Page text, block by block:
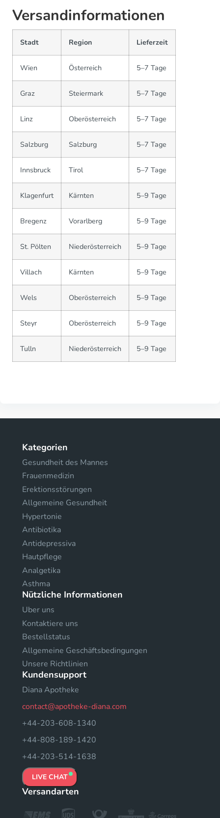
Versandinformationen
Stadt Region Lieferzeit
Wien Österreich 5–7 Tage
Graz Steiermark 5–7 Tage
Linz Oberösterreich 5–7 Tage
Salzburg Salzburg 5–7 Tage
Innsbruck Tirol 5–7 Tage
Klagenfurt Kärnten 5–9 Tage
Bregenz Vorarlberg 5–9 Tage
St. Pölten Niederösterreich 5–9 Tage
Villach Kärnten 5–9 Tage
Wels Oberösterreich 5–9 Tage
Steyr Oberösterreich 5–9 Tage
Tulln Niederösterreich 5–9 Tage
Kategorien
Gesundheit des Mannes
Frauenmedizin
Erektionsstörungen
Allgemeine Gesundheit
Hypertonie
Antibiotika
Antidepressiva
Hautpflege
Analgetika
Asthma
Nützliche Informationen
Uber uns
Kontaktiere uns
Bestellstatus
Allgemeine Geschäftsbedingungen
Unsere Richtlinien
Kundensupport
Diana Apotheke
contact@apotheke-diana.com
+44-203-608-1340
+44-808-189-1420
+44-203-514-1638
LIVE CHAT
Versandarten